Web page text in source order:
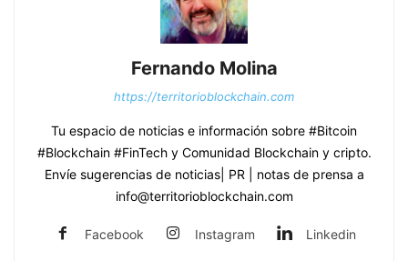
Fernando Molina
https://territorioblockchain.com
Tu espacio de noticias e información sobre #Bitcoin
#Blockchain #FinTech y Comunidad Blockchain y cripto.
Envíe sugerencias de noticias| PR | notas de prensa a
info@territorioblockchain.com
Facebook Instagram Linkedin